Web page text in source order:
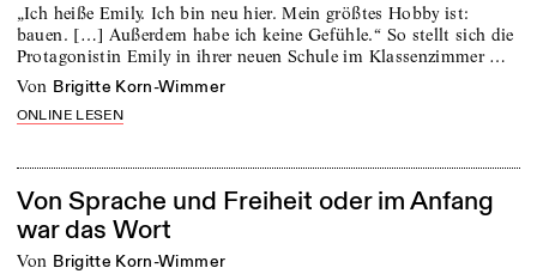
„Ich heiße Emily. Ich bin neu hier. Mein größtes Hobby ist:
bauen. […] Außerdem habe ich keine Gefühle.“ So stellt sich die
Protagonistin Emily in ihrer neuen Schule im Klassenzimmer …
von Brigitte Korn-Wimmer
ONLINE LESEN
Von Sprache und Freiheit oder im Anfang
war das Wort
von Brigitte Korn-Wimmer